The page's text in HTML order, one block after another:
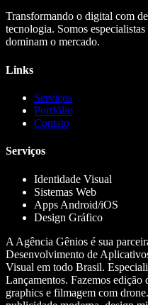
Transformando o digital com
tecnologia. Somos
dominam o mercado.
Links
Serviços
Portfólio
Contato
Serviços
Identidade Visual
Sistemas Web
Apps Android/iOS
Design Gráfico
A Agência Gênios é sua
Desenvolvimento de
Visual em todo Brasil.
Lançamentos. Fazemos
graphics e filmagem com